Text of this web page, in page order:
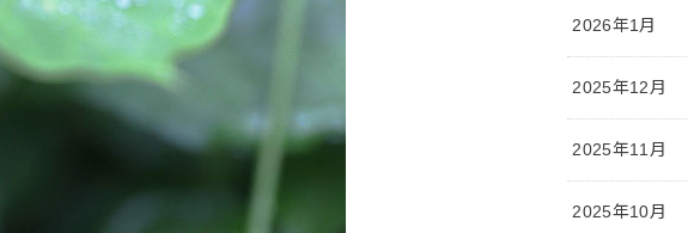
2026年1月
2025年12月
2025年11月
2025年10月